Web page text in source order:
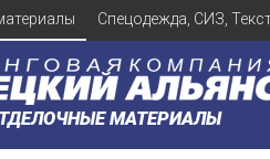
Спецодежда, СИЗ,
МАТЕРИАЛЫ